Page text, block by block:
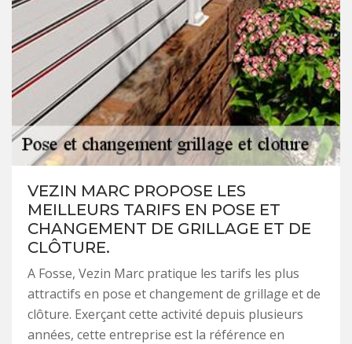
VEZIN MARC PROPOSE LES
MEILLEURS TARIFS EN POSE ET
CHANGEMENT DE GRILLAGE ET DE
CLÔTURE.
A Fosse, Vezin Marc pratique les tarifs les plus
attractifs en pose et changement de grillage et de
clôture. Exerçant cette activité depuis plusieurs
années, cette entreprise est la référence en